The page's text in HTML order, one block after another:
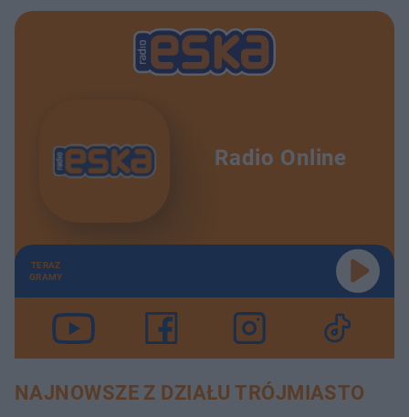
Radio Online
TERAZ
GRAMY
NAJNOWSZE Z DZIAŁU TRÓJMIASTO